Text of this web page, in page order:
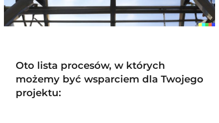
Oto lista procesów, w których
możemy być wsparciem dla Twojego
projektu: